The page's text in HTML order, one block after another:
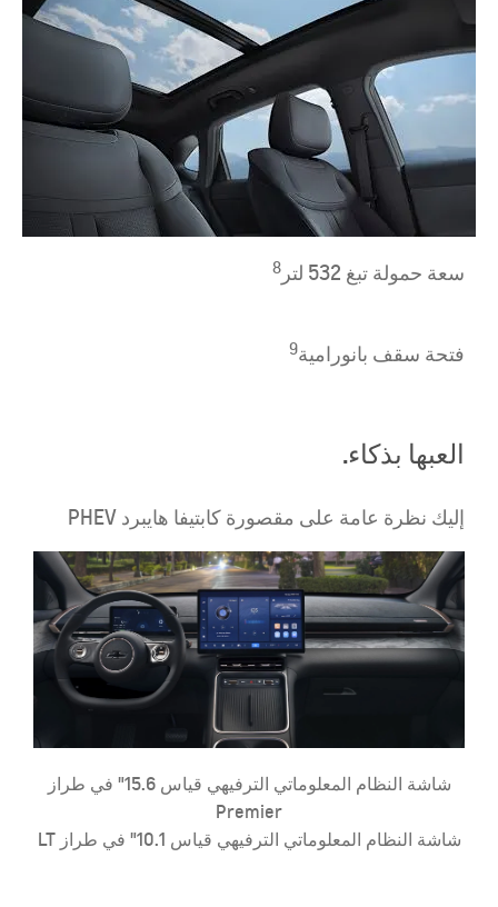
سعة حمولة تبغ 532 لتر 8
فتحة سقف بانورامية9
العبها بذكاء.
إليك نظرة عامة على مقصورة كابتيفا هايبرد PHEV
شاشة النظام المعلوماتي الترفيهي قياس 15.6" في طراز
Premier
شاشة النظام المعلوماتي الترفيهي قياس 10.1" في طراز LT